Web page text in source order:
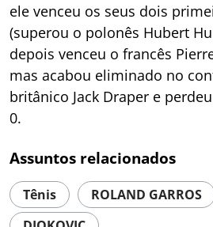
ele venceu os seus dois
(superou o polonês Hubert
depois venceu o francês
mas acabou eliminado no
britânico Jack Draper e
0.
Assuntos relacionados
Tênis ROLAND GARROS